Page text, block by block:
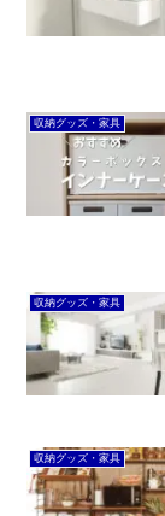
収納グッズ・家具
収納グッズ・家具
収納グッズ・家具